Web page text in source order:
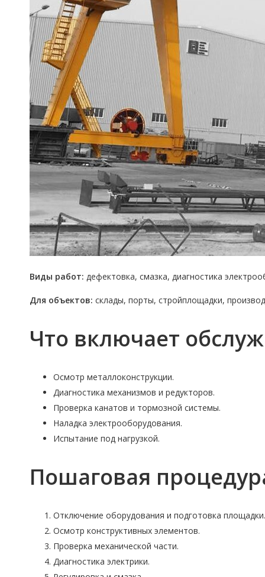
Виды работ: дефектовка, смазка, диагностика
Для объектов: склады, порты, стройплощадки,
Что включает
Осмотр металлоконструкции.
Диагностика механизмов и редукторов.
Проверка канатов и тормозной системы.
Наладка электрооборудования.
Испытание под нагрузкой.
Пошаговая
Отключение оборудования и подготовка площадки.
Осмотр конструктивных элементов.
Проверка механической части.
Диагностика электрики.